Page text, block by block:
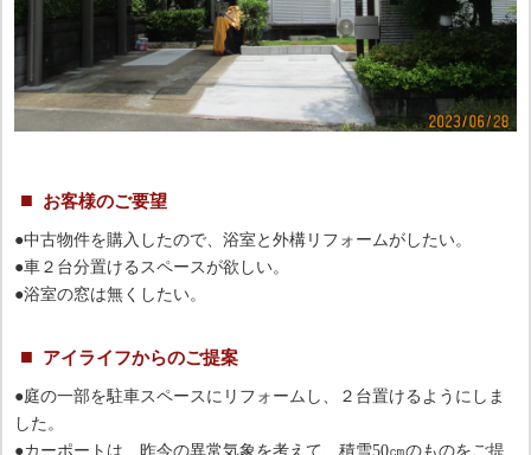
お客様のご要望
●中古物件を購入したので、浴室と外構リフォームがしたい。
●車２台分置けるスペースが欲しい。
●浴室の窓は無くしたい。
アイライフからのご提案
●庭の一部を駐車スペースにリフォームし、２台置けるようにしま
した。
●カーポートは、昨今の異常気象を考えて、積雪50㎝のものをご提